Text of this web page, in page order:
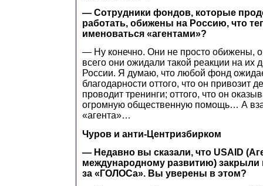
— Сотрудники фондов, которые
работать, обижены на Россию, что
именоваться «агентами»?
— Ну конечно. Они не просто обижены,
всего они ожидали такой реакции на их
России. Я думаю, что любой фонд
благодарности оттого, что он привозит
проводит тренинги; оттого, что он
огромную общественную помощь… А
«агента»…
Чуров и анти-Центризбирком
— Недавно вы сказали, что USAID
международному развитию) закрыли
за «ГОЛОСа». Вы уверены в этом?